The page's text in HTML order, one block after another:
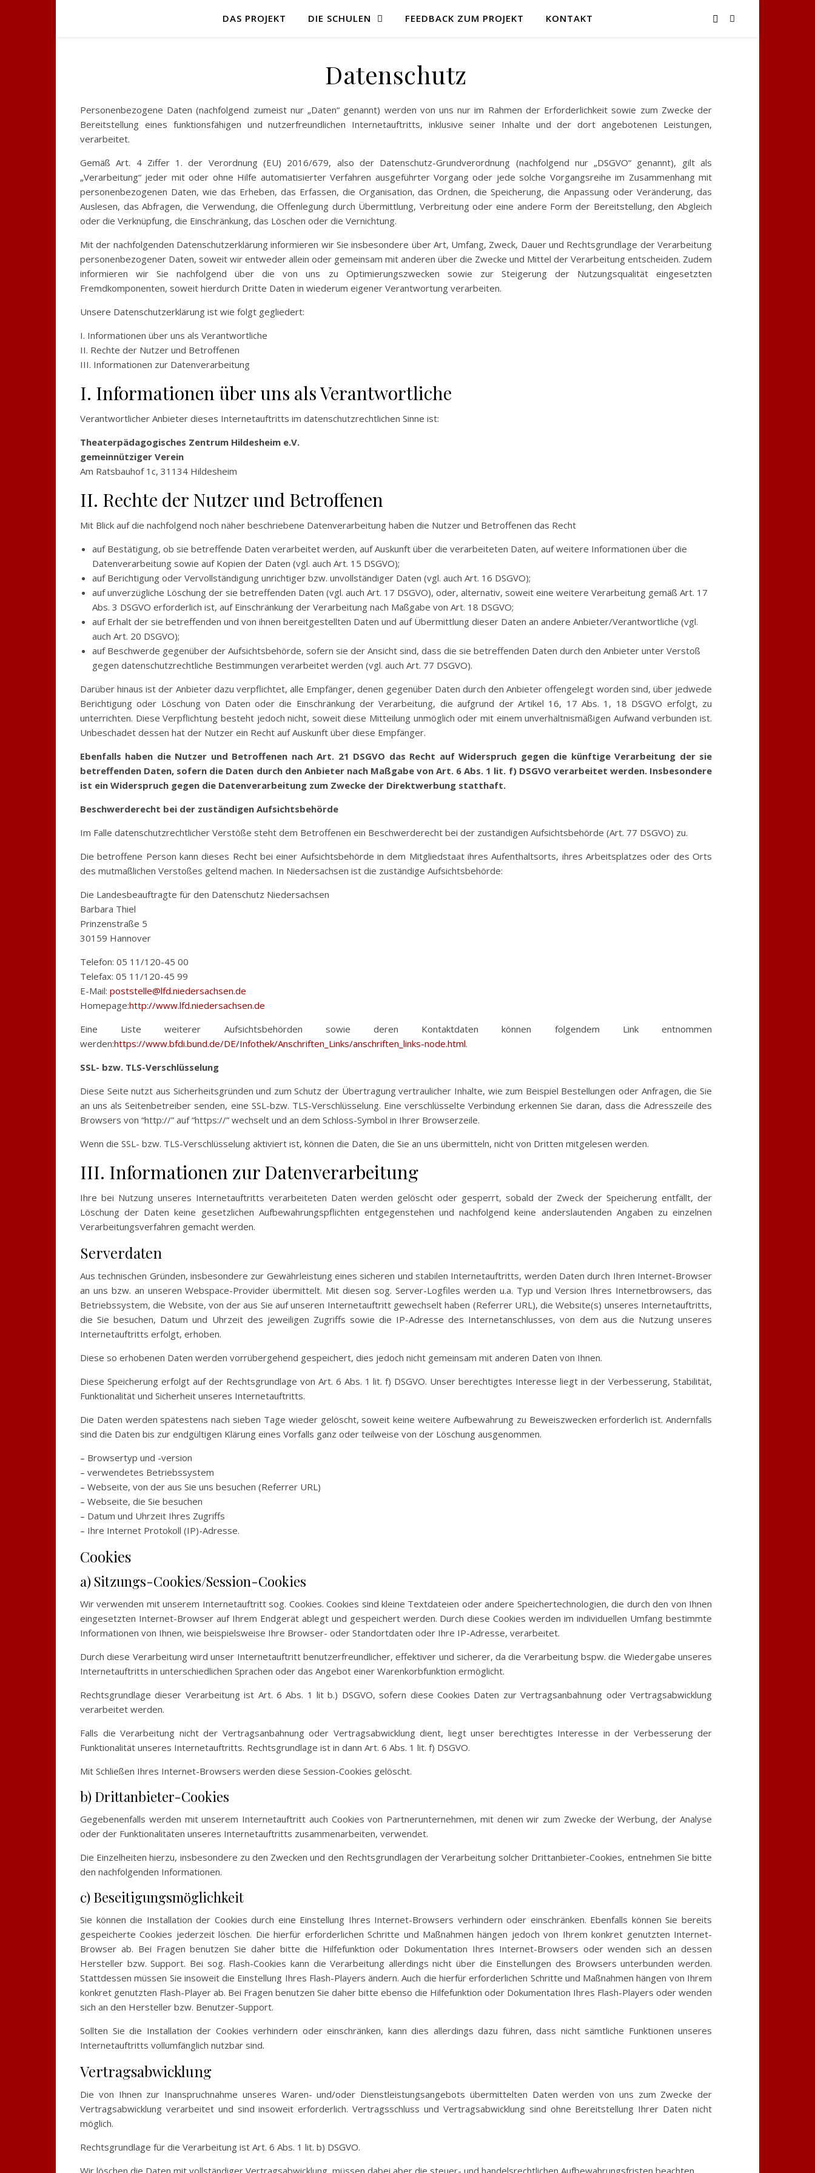
DAS PROJEKT DIE SCHULEN FEEDBACK ZUM PROJEKT KONTAKT
Datenschutz
Personenbezogene Daten (nachfolgend zumeist nur „Daten“ genannt) werden von uns nur im Rahmen der Erforderlichkeit sowie zum Zwecke der
Bereitstellung eines funktionsfähigen und nutzerfreundlichen Internetauftritts, inklusive seiner Inhalte und der dort angebotenen Leistungen,
verarbeitet.
Gemäß Art. 4 Ziffer 1. der Verordnung (EU) 2016/679, also der Datenschutz-Grundverordnung (nachfolgend nur „DSGVO“ genannt), gilt als
„Verarbeitung“ jeder mit oder ohne Hilfe automatisierter Verfahren ausgeführter Vorgang oder jede solche Vorgangsreihe im Zusammenhang mit
personenbezogenen Daten, wie das Erheben, das Erfassen, die Organisation, das Ordnen, die Speicherung, die Anpassung oder Veränderung, das
Auslesen, das Abfragen, die Verwendung, die Offenlegung durch Übermittlung, Verbreitung oder eine andere Form der Bereitstellung, den Abgleich
oder die Verknüpfung, die Einschränkung, das Löschen oder die Vernichtung.
Mit der nachfolgenden Datenschutzerklärung informieren wir Sie insbesondere über Art, Umfang, Zweck, Dauer und Rechtsgrundlage der Verarbeitung
personenbezogener Daten, soweit wir entweder allein oder gemeinsam mit anderen über die Zwecke und Mittel der Verarbeitung entscheiden. Zudem
informieren wir Sie nachfolgend über die von uns zu Optimierungszwecken sowie zur Steigerung der Nutzungsqualität eingesetzten
Fremdkomponenten, soweit hierdurch Dritte Daten in wiederum eigener Verantwortung verarbeiten.
Unsere Datenschutzerklärung ist wie folgt gegliedert:
I. Informationen über uns als Verantwortliche
II. Rechte der Nutzer und Betroffenen
III. Informationen zur Datenverarbeitung
I. Informationen über uns als Verantwortliche
Verantwortlicher Anbieter dieses Internetauftritts im datenschutzrechtlichen Sinne ist:
Theaterpädagogisches Zentrum Hildesheim e.V.
gemeinnütziger Verein
Am Ratsbauhof 1c, 31134 Hildesheim
II. Rechte der Nutzer und Betroffenen
Mit Blick auf die nachfolgend noch näher beschriebene Datenverarbeitung haben die Nutzer und Betroffenen das Recht
auf Bestätigung, ob sie betreffende Daten verarbeitet werden, auf Auskunft über die verarbeiteten Daten, auf weitere Informationen über die
Datenverarbeitung sowie auf Kopien der Daten (vgl. auch Art. 15 DSGVO);
auf Berichtigung oder Vervollständigung unrichtiger bzw. unvollständiger Daten (vgl. auch Art. 16 DSGVO);
auf unverzügliche Löschung der sie betreffenden Daten (vgl. auch Art. 17 DSGVO), oder, alternativ, soweit eine weitere Verarbeitung gemäß Art. 17
Abs. 3 DSGVO erforderlich ist, auf Einschränkung der Verarbeitung nach Maßgabe von Art. 18 DSGVO;
auf Erhalt der sie betreffenden und von ihnen bereitgestellten Daten und auf Übermittlung dieser Daten an andere Anbieter/Verantwortliche (vgl.
auch Art. 20 DSGVO);
auf Beschwerde gegenüber der Aufsichtsbehörde, sofern sie der Ansicht sind, dass die sie betreffenden Daten durch den Anbieter unter Verstoß
gegen datenschutzrechtliche Bestimmungen verarbeitet werden (vgl. auch Art. 77 DSGVO).
Darüber hinaus ist der Anbieter dazu verpflichtet, alle Empfänger, denen gegenüber Daten durch den Anbieter offengelegt worden sind, über jedwede
Berichtigung oder Löschung von Daten oder die Einschränkung der Verarbeitung, die aufgrund der Artikel 16, 17 Abs. 1, 18 DSGVO erfolgt, zu
unterrichten. Diese Verpflichtung besteht jedoch nicht, soweit diese Mitteilung unmöglich oder mit einem unverhältnismäßigen Aufwand verbunden ist.
Unbeschadet dessen hat der Nutzer ein Recht auf Auskunft über diese Empfänger.
Ebenfalls haben die Nutzer und Betroffenen nach Art. 21 DSGVO das Recht auf Widerspruch gegen die künftige Verarbeitung der sie
betreffenden Daten, sofern die Daten durch den Anbieter nach Maßgabe von Art. 6 Abs. 1 lit. f) DSGVO verarbeitet werden. Insbesondere
ist ein Widerspruch gegen die Datenverarbeitung zum Zwecke der Direktwerbung statthaft.
Beschwerderecht bei der zuständigen Aufsichtsbehörde
Im Falle datenschutzrechtlicher Verstöße steht dem Betroffenen ein Beschwerderecht bei der zuständigen Aufsichtsbehörde (Art. 77 DSGVO) zu.
Die betroffene Person kann dieses Recht bei einer Aufsichtsbehörde in dem Mitgliedstaat ihres Aufenthaltsorts, ihres Arbeitsplatzes oder des Orts
des mutmaßlichen Verstoßes geltend machen. In Niedersachsen ist die zuständige Aufsichtsbehörde:
Die Landesbeauftragte für den Datenschutz Niedersachsen
Barbara Thiel
Prinzenstraße 5
30159 Hannover
Telefon: 05 11/120-45 00
Telefax: 05 11/120-45 99
E-Mail: poststelle@lfd.niedersachsen.de
Homepage:http://www.lfd.niedersachsen.de
Eine Liste weiterer Aufsichtsbehörden sowie deren Kontaktdaten können folgendem Link entnommen
werden:https://www.bfdi.bund.de/DE/Infothek/Anschriften_Links/anschriften_links-node.html.
SSL- bzw. TLS-Verschlüsselung
Diese Seite nutzt aus Sicherheitsgründen und zum Schutz der Übertragung vertraulicher Inhalte, wie zum Beispiel Bestellungen oder Anfragen, die Sie
an uns als Seitenbetreiber senden, eine SSL-bzw. TLS-Verschlüsselung. Eine verschlüsselte Verbindung erkennen Sie daran, dass die Adresszeile des
Browsers von “http://” auf “https://” wechselt und an dem Schloss-Symbol in Ihrer Browserzeile.
Wenn die SSL- bzw. TLS-Verschlüsselung aktiviert ist, können die Daten, die Sie an uns übermitteln, nicht von Dritten mitgelesen werden.
III. Informationen zur Datenverarbeitung
Ihre bei Nutzung unseres Internetauftritts verarbeiteten Daten werden gelöscht oder gesperrt, sobald der Zweck der Speicherung entfällt, der
Löschung der Daten keine gesetzlichen Aufbewahrungspflichten entgegenstehen und nachfolgend keine anderslautenden Angaben zu einzelnen
Verarbeitungsverfahren gemacht werden.
Serverdaten
Aus technischen Gründen, insbesondere zur Gewährleistung eines sicheren und stabilen Internetauftritts, werden Daten durch Ihren Internet-Browser
an uns bzw. an unseren Webspace-Provider übermittelt. Mit diesen sog. Server-Logfiles werden u.a. Typ und Version Ihres Internetbrowsers, das
Betriebssystem, die Website, von der aus Sie auf unseren Internetauftritt gewechselt haben (Referrer URL), die Website(s) unseres Internetauftritts,
die Sie besuchen, Datum und Uhrzeit des jeweiligen Zugriffs sowie die IP-Adresse des Internetanschlusses, von dem aus die Nutzung unseres
Internetauftritts erfolgt, erhoben.
Diese so erhobenen Daten werden vorrübergehend gespeichert, dies jedoch nicht gemeinsam mit anderen Daten von Ihnen.
Diese Speicherung erfolgt auf der Rechtsgrundlage von Art. 6 Abs. 1 lit. f) DSGVO. Unser berechtigtes Interesse liegt in der Verbesserung, Stabilität,
Funktionalität und Sicherheit unseres Internetauftritts.
Die Daten werden spätestens nach sieben Tage wieder gelöscht, soweit keine weitere Aufbewahrung zu Beweiszwecken erforderlich ist. Andernfalls
sind die Daten bis zur endgültigen Klärung eines Vorfalls ganz oder teilweise von der Löschung ausgenommen.
– Browsertyp und -version
– verwendetes Betriebssystem
– Webseite, von der aus Sie uns besuchen (Referrer URL)
– Webseite, die Sie besuchen
– Datum und Uhrzeit Ihres Zugriffs
– Ihre Internet Protokoll (IP)-Adresse.
Cookies
a) Sitzungs-Cookies/Session-Cookies
Wir verwenden mit unserem Internetauftritt sog. Cookies. Cookies sind kleine Textdateien oder andere Speichertechnologien, die durch den von Ihnen
eingesetzten Internet-Browser auf Ihrem Endgerät ablegt und gespeichert werden. Durch diese Cookies werden im individuellen Umfang bestimmte
Informationen von Ihnen, wie beispielsweise Ihre Browser- oder Standortdaten oder Ihre IP-Adresse, verarbeitet.
Durch diese Verarbeitung wird unser Internetauftritt benutzerfreundlicher, effektiver und sicherer, da die Verarbeitung bspw. die Wiedergabe unseres
Internetauftritts in unterschiedlichen Sprachen oder das Angebot einer Warenkorbfunktion ermöglicht.
Rechtsgrundlage dieser Verarbeitung ist Art. 6 Abs. 1 lit b.) DSGVO, sofern diese Cookies Daten zur Vertragsanbahnung oder Vertragsabwicklung
verarbeitet werden.
Falls die Verarbeitung nicht der Vertragsanbahnung oder Vertragsabwicklung dient, liegt unser berechtigtes Interesse in der Verbesserung der
Funktionalität unseres Internetauftritts. Rechtsgrundlage ist in dann Art. 6 Abs. 1 lit. f) DSGVO.
Mit Schließen Ihres Internet-Browsers werden diese Session-Cookies gelöscht.
b) Drittanbieter-Cookies
Gegebenenfalls werden mit unserem Internetauftritt auch Cookies von Partnerunternehmen, mit denen wir zum Zwecke der Werbung, der Analyse
oder der Funktionalitäten unseres Internetauftritts zusammenarbeiten, verwendet.
Die Einzelheiten hierzu, insbesondere zu den Zwecken und den Rechtsgrundlagen der Verarbeitung solcher Drittanbieter-Cookies, entnehmen Sie bitte
den nachfolgenden Informationen.
c) Beseitigungsmöglichkeit
Sie können die Installation der Cookies durch eine Einstellung Ihres Internet-Browsers verhindern oder einschränken. Ebenfalls können Sie bereits
gespeicherte Cookies jederzeit löschen. Die hierfür erforderlichen Schritte und Maßnahmen hängen jedoch von Ihrem konkret genutzten Internet-
Browser ab. Bei Fragen benutzen Sie daher bitte die Hilfefunktion oder Dokumentation Ihres Internet-Browsers oder wenden sich an dessen
Hersteller bzw. Support. Bei sog. Flash-Cookies kann die Verarbeitung allerdings nicht über die Einstellungen des Browsers unterbunden werden.
Stattdessen müssen Sie insoweit die Einstellung Ihres Flash-Players ändern. Auch die hierfür erforderlichen Schritte und Maßnahmen hängen von Ihrem
konkret genutzten Flash-Player ab. Bei Fragen benutzen Sie daher bitte ebenso die Hilfefunktion oder Dokumentation Ihres Flash-Players oder wenden
sich an den Hersteller bzw. Benutzer-Support.
Sollten Sie die Installation der Cookies verhindern oder einschränken, kann dies allerdings dazu führen, dass nicht sämtliche Funktionen unseres
Internetauftritts vollumfänglich nutzbar sind.
Vertragsabwicklung
Die von Ihnen zur Inanspruchnahme unseres Waren- und/oder Dienstleistungsangebots übermittelten Daten werden von uns zum Zwecke der
Vertragsabwicklung verarbeitet und sind insoweit erforderlich. Vertragsschluss und Vertragsabwicklung sind ohne Bereitstellung Ihrer Daten nicht
möglich.
Rechtsgrundlage für die Verarbeitung ist Art. 6 Abs. 1 lit. b) DSGVO.
Wir löschen die Daten mit vollständiger Vertragsabwicklung, müssen dabei aber die steuer- und handelsrechtlichen Aufbewahrungsfristen beachten.